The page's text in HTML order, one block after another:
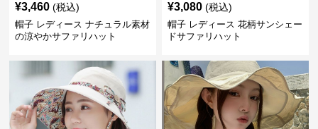
¥3,460 (税込)
帽子 レディース ナチュラル素材
の涼やかサファリハット
¥3,080 (税込)
帽子 レディース 花柄サンシェー
ドサファリハット